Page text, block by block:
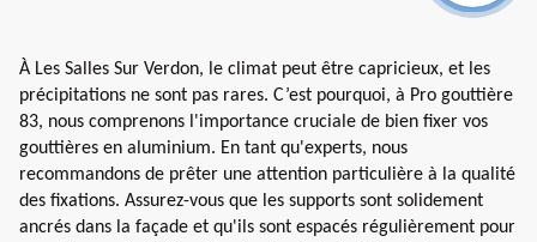
À Les Salles Sur Verdon, le climat peut être capricieux, et les
précipitations ne sont pas rares. C’est pourquoi, à Pro gouttière
83, nous comprenons l'importance cruciale de bien fixer vos
gouttières en aluminium. En tant qu'experts, nous
recommandons de prêter une attention particulière à la qualité
des fixations. Assurez-vous que les supports sont solidement
ancrés dans la façade et qu'ils sont espacés régulièrement pour